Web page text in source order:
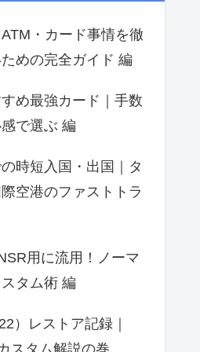
・カード事情を徹
めの完全ガイド 編
め最強カード｜手数
で選ぶ 編
時短入国・出国｜タ
空港のファストトラ
用に流用！ノーマ
タム術 編
）レストア記録｜